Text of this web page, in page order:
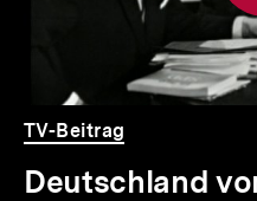
Video
Dauer
102
Min.
TV-Beitrag
Deutschland